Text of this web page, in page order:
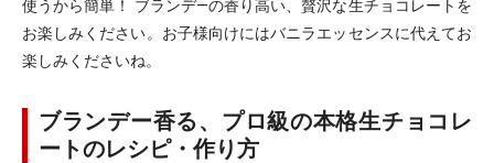
使うから簡単！ ブランデ―の香り高い、贅沢な生チョコレートを
お楽しみください。お子様向けにはバニラエッセンスに代えてお
楽しみくださいね。
ブランデー香る、プロ級の本格生チョコレ
ートのレシピ・作り方